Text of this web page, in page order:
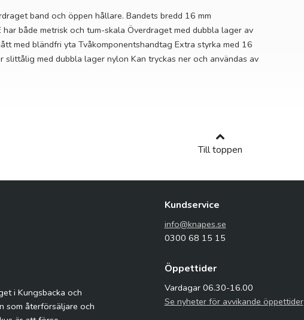
band och öppen hållare. Bandets bredd 16 mm
både metrisk och tum-skala Överdraget med dubbla lager av
med bländfri yta Tvåkomponentshandtag Extra styrka med 16
med dubbla lager nylon Kan tryckas ner och användas av
Till toppen
i Kungsbacka och
som återförsäljare och
Kundservice
info@knapes.se
0300 68 15 15
Öppettider
Vardagar 06.30-16.00
Se nyheter för avvikande öppettider